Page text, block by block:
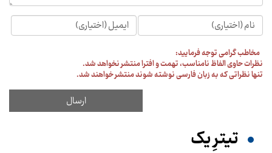
مخاطب گرامی توجه فرمایید:
نظرات حاوی الفاظ نامناسب، تهمت و افترا منتشر نخواهد شد.
تنها نظراتی که به زبان فارسی نوشته شوند منتشر خواهند شد.
تیترِ یک